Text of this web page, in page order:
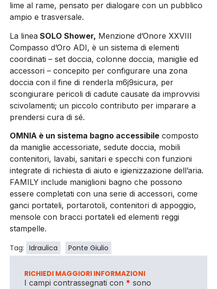
lime al rame, pensato per dialogare con un pubblico
ampio e trasversale.
La linea SOLO Shower, Menzione d’Onore XXVIII
Compasso d’Oro ADI, è un sistema di elementi
coordinati – set doccia, colonne doccia, maniglie ed
accessori – concepito per configurare una zona
doccia con il fine di renderla m6j9sicura, per
scongiurare pericoli di cadute causate da improvvisi
scivolamenti; un piccolo contributo per imparare a
prendersi cura di sé.
OMNIA è un sistema bagno accessibile composto
da maniglie accessoriate, sedute doccia, mobili
contenitori, lavabi, sanitari e specchi con funzioni
integrate di richiesta di aiuto e igienizzazione dell’aria.
FAMILY include maniglioni bagno che possono
essere completati con una serie di accessori, come
ganci portateli, portarotoli, contenitori di appoggio,
mensole con bracci portateli ed elementi reggi
stampelle.
Tag: Idraulica Ponte Giulio
RICHIEDI MAGGIORI INFORMAZIONI
I campi contrassegnati con * sono